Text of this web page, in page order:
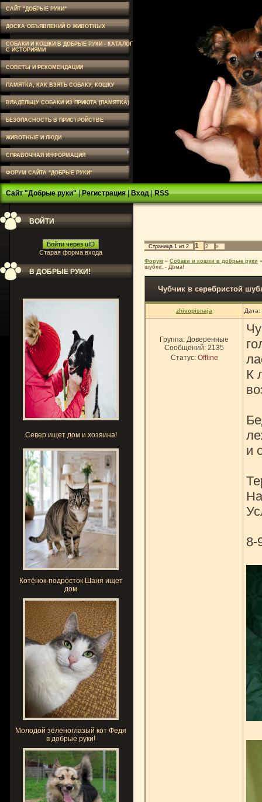
САЙТ "ДОБРЫЕ РУКИ"
ДОСКА ОБЪЯВЛЕНИЙ О ЖИВОТНЫХ
СОБАКИ И КОШКИ В ДОБРЫЕ РУКИ - КАТАЛОГ
С ИСТОРИЯМИ
СОВЕТЫ И РЕКОМЕНДАЦИИ
ПАМЯТКА, КАК ВЗЯТЬ СОБАКУ, КОШКУ
ВЛАДЕЛЬЦУ СОБАКИ ИЗ ПРИЮТА (ПАМЯТКА)
БЕЗОПАСНОСТЬ В ПРИСТРОЙСТВЕ
ЖИВОТНЫЕ И ЛЮДИ
СПРАВОЧНАЯ ИНФОРМАЦИЯ
ФОРУМ САЙТА "ДОБРЫЕ РУКИ"
Сайт "Добрые руки"|Регистрация|Вход|RSS
ВОЙТИ
Войти через uID
Старая форма входа
В ДОБРЫЕ РУКИ!
Север ищет дом и хозяина!
Котёнок-подросток Шаня ищет
дом
Молодой зеленоглазый кот Федя
в добрые руки!
Страница 1 из 2 1 2 »
Форум » Собаки и кошки в добрые руки »
шубке. - Дома!
Чубчик в серебристой
zhivopisnaja
Группа: Доверенные
Сообщений: 2135
Статус: Offline
К
и
8-